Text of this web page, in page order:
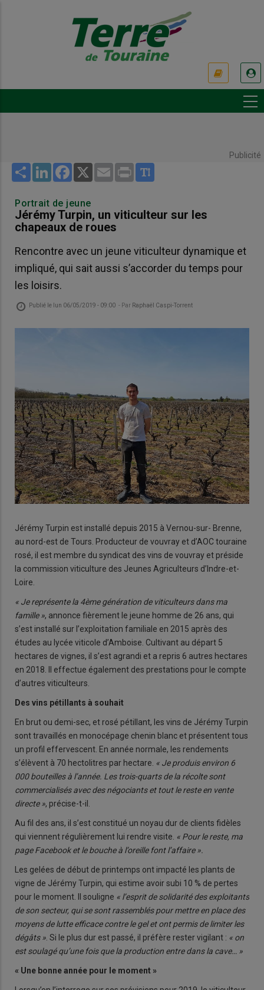
Publicité
Share LinkedInFacebook
X Email Print
Portrait de jeune
Jérémy Turpin, un viticulteur sur les
chapeaux de roues
Rencontre avec un jeune viticulteur dynamique et
impliqué, qui sait aussi s’accorder du temps pour
les loisirs.
Publié le lun 06/05/2019 - 09:00 - Par Raphaël Caspi-Torrent
Jérémy Turpin est installé depuis 2015 à Vernou-sur- Brenne,
au nord-est de Tours. Producteur de vouvray et d’AOC touraine
rosé, il est membre du syndicat des vins de vouvray et préside
la commission viticulture des Jeunes Agriculteurs d’Indre-et-
Loire.
« Je représente la 4èmegénération de viticulteurs dans ma
famille », annonce fièrement le jeune homme de 26 ans, qui
s’est installé sur l’exploitation familiale en 2015 après des
études au lycée viticole d’Amboise. Cultivant au départ 5
hectares de vignes, il s’est agrandi et a repris 6 autres hectares
en 2018. Il effectue également des prestations pour le compte
d’autres viticulteurs.
Des vins pétillants à souhait
En brut ou demi-sec, et rosé pétillant, les vins de Jérémy Turpin
sont travaillés en monocépage chenin blanc et présentent tous
un profil effervescent. En année normale, les rendements
s’élèvent à 70 hectolitres par hectare. « Je produis environ 6
000 bouteilles à l’année. Les trois-quarts de la récolte sont
commercialisés avec des négociants et tout le reste en vente
directe », précise-t-il.
Au fil des ans, il s’est constitué un noyau dur de clients fidèles
qui viennent régulièrement lui rendre visite. « Pour le reste, ma
page Facebook et le bouche à l’oreille font l’affaire ».
Les gelées de début de printemps ont impacté les plants de
vigne de Jérémy Turpin, qui estime avoir subi 10 % de pertes
pour le moment. Il souligne « l’esprit de solidarité des exploitants
de son secteur, qui se sont rassemblés pour mettre en place des
moyens de lutte efficace contre le gel et ont permis de limiter les
dégâts ». Si le plus dur est passé, il préfère rester vigilant : « on
est soulagé qu’une fois que la production entre dans la cave… »
« Une bonne année pour le moment »